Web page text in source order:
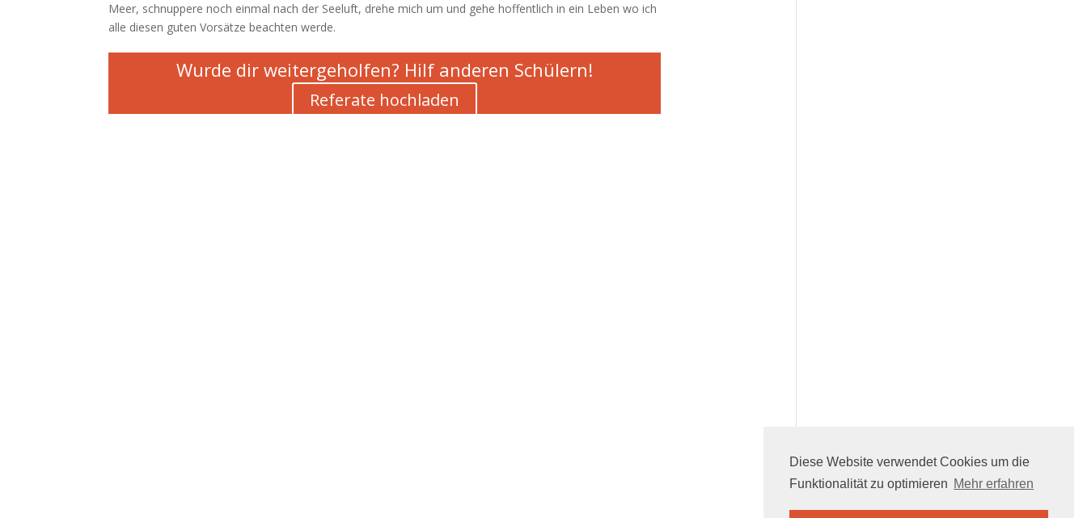
Diese Website verwendet Cookies um die
Funktionalität zu optimieren Mehr erfahren
Meer, schnuppere noch einmal nach der Seeluft, drehe mich um und gehe hoffentlich in ein Leben wo ich
alle diesen guten Vorsätze beachten werde.
Wurde dir weitergeholfen? Hilf anderen Schülern!
Referate hochladen